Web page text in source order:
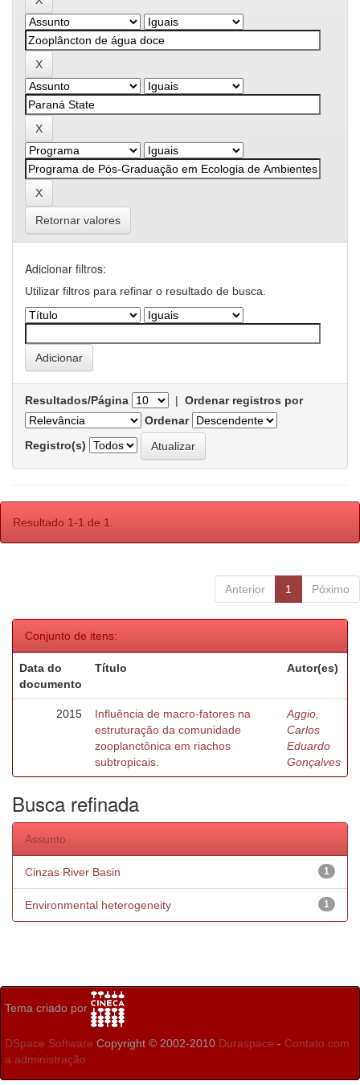
Retornar valores
Adicionar filtros:
Utilizar filtros para refinar o resultado de busca.
Resultados/Página | Ordenar registros por
Ordenar
Registro(s)
Resultado 1-1 de 1.
Anterior 1 Póximo
Conjunto de itens:
Data do
documento
Título Autor(es)
2015
Influência de macro-fatores na
estruturação da comunidade
zooplanctônica em riachos
subtropicais.
Aggio,
Carlos
Eduardo
Gonçalves
Busca refinada
Assunto
1
Cinzas River Basin
1
Environmental heterogeneity
Tema criado por
DSpace Software Copyright © 2002-2010 Duraspace - Contato com
a administração